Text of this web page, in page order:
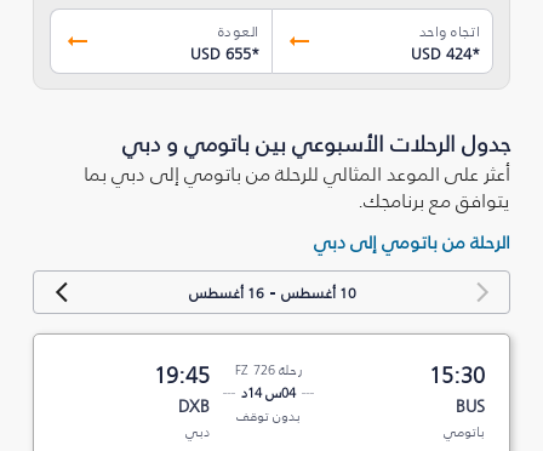
اتجاه واحد
USD 424*
العودة
USD 655*
جدول الرحلات الأسبوعي بين باتومي و دبي
أعثر على الموعد المثالي للرحلة من باتومي إلى دبي بما
يتوافق مع برنامجك.
الرحلة من باتومي إلى دبي
10 أغسطس -16 أغسطس
15:30
BUS
باتومي
رحلة FZ 726
04س 14د
بدون توقف
19:45
DXB
دبي